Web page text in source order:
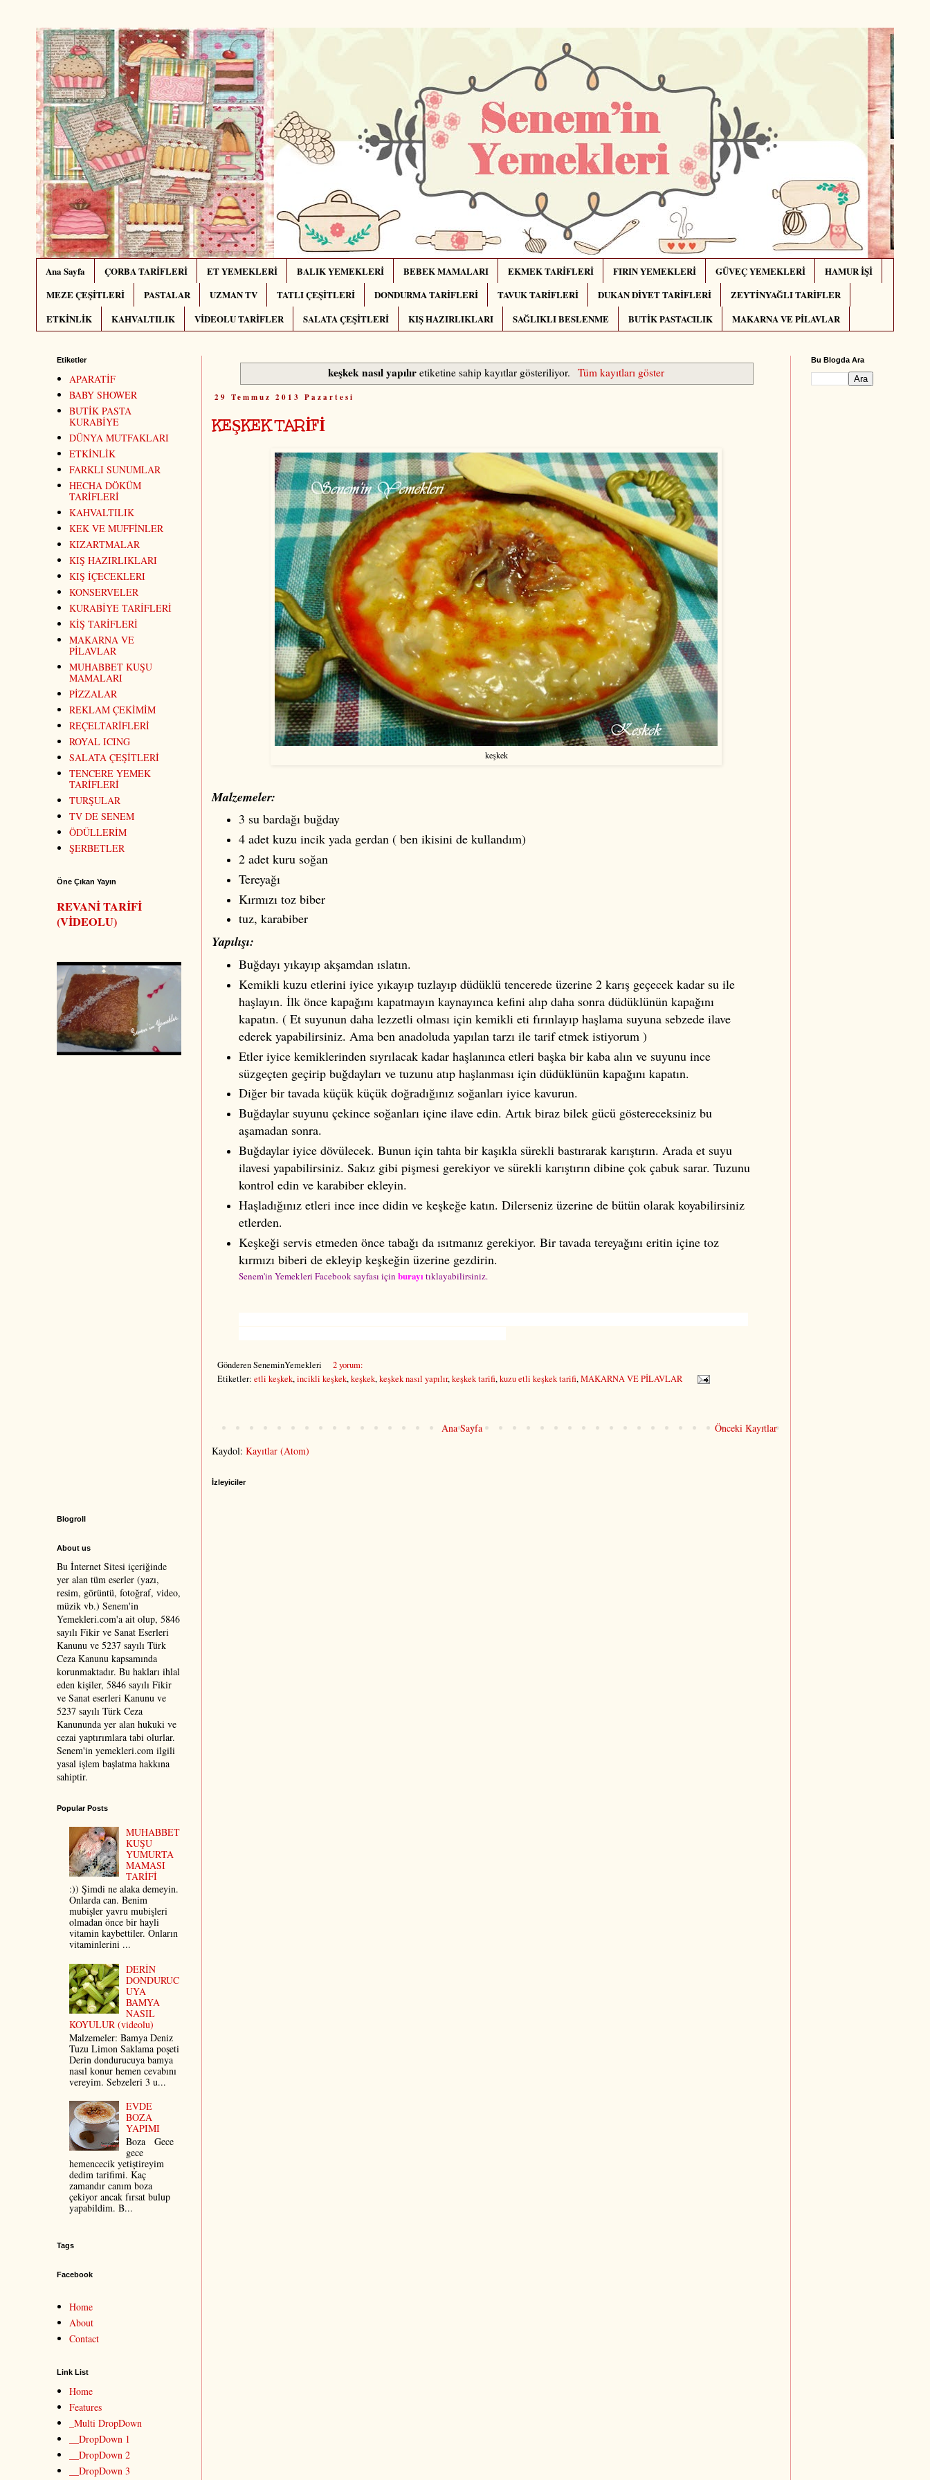
Ana Sayfa ÇORBA TARİFLERİ ET YEMEKLERİ BALIK YEMEKLERİ BEBEK MAMALARI EKMEK TARİFLERİ FIRIN YEMEKLERİ GÜVEÇ YEMEKLERİ
HAMUR İŞİ
MEZE ÇEŞİTLERİ
PASTALAR UZMAN TV TATLI ÇEŞİTLERİ DONDURMA TARİFLERİ TAVUK TARİFLERİ DUKAN DİYET TARİFLERİ
ZEYTİNYAĞLI TARİFLER
ETKİNLİK
KAHVALTILIK VİDEOLU TARİFLER SALATA ÇEŞİTLERİ KIŞ HAZIRLIKLARI SAĞLIKLI BESLENME BUTİK PASTACILIK MAKARNA VE PİLAVLAR
keşkek nasıl yapılır etiketine sahip kayıtlar gösteriliyor. Tüm kayıtları göster
29 Temmuz 2013 Pazartesi
KEŞKEK TARİFİ
keşkek
Malzemeler:
3 su bardağı buğday
4 adet kuzu incik yada gerdan ( ben ikisini de kullandım)
2 adet kuru soğan
Tereyağı
Kırmızı toz biber
tuz, karabiber
Yapılışı:
Buğdayı yıkayıp akşamdan ıslatın.
Kemikli kuzu etlerini iyice yıkayıp tuzlayıp düdüklü tencerede üzerine 2 karış geçecek kadar su ile
haşlayın. İlk önce kapağını kapatmayın kaynayınca kefini alıp daha sonra düdüklünün kapağını
kapatın. ( Et suyunun daha lezzetli olması için kemikli eti fırınlayıp haşlama suyuna sebzede ilave
ederek yapabilirsiniz. Ama ben anadoluda yapılan tarzı ile tarif etmek istiyorum )
Etler iyice kemiklerinden sıyrılacak kadar haşlanınca etleri başka bir kaba alın ve suyunu ince
süzgeçten geçirip buğdayları ve tuzunu atıp haşlanması için düdüklünün kapağını kapatın.
Diğer bir tavada küçük küçük doğradığınız soğanları iyice kavurun.
Buğdaylar suyunu çekince soğanları içine ilave edin. Artık biraz bilek gücü göstereceksiniz bu
aşamadan sonra.
Buğdaylar iyice dövülecek. Bunun için tahta bir kaşıkla sürekli bastırarak karıştırın. Arada et suyu
ilavesi yapabilirsiniz. Sakız gibi pişmesi gerekiyor ve sürekli karıştırın dibine çok çabuk sarar. Tuzunu
kontrol edin ve karabiber ekleyin.
Haşladığınız etleri ince ince didin ve keşkeğe katın. Dilerseniz üzerine de bütün olarak koyabilirsiniz
etlerden.
Keşkeği servis etmeden önce tabağı da ısıtmanız gerekiyor. Bir tavada tereyağını eritin içine toz
kırmızı biberi de ekleyip keşkeğin üzerine gezdirin.
Senem'in Yemekleri Facebook sayfası için burayı tıklayabilirsiniz.
GönderenSeneminYemekleri
2 yorum:
Etiketler: etli keşkek,incikli keşkek,keşkek,keşkek nasıl yapılır,keşkek tarifi,kuzu etli keşkek tarifi,MAKARNA VE PİLAVLAR
Önceki Kayıtlar
Ana Sayfa
Kaydol: Kayıtlar (Atom)
İzleyiciler
Etiketler
APARATİF
BABY SHOWER
BUTİK PASTA
KURABİYE
DÜNYA MUTFAKLARI
ETKİNLİK
FARKLI SUNUMLAR
HECHA DÖKÜM
TARİFLERİ
KAHVALTILIK
KEK VE MUFFİNLER
KIZARTMALAR
KIŞ HAZIRLIKLARI
KIŞ İÇECEKLERI
KONSERVELER
KURABİYE TARİFLERİ
KİŞ TARİFLERİ
MAKARNA VE
PİLAVLAR
MUHABBET KUŞU
MAMALARI
PİZZALAR
REKLAM ÇEKİMİM
REÇELTARİFLERİ
ROYAL ICING
SALATA ÇEŞİTLERİ
TENCERE YEMEK
TARİFLERİ
TURŞULAR
TV DE SENEM
ÖDÜLLERİM
ŞERBETLER
Öne Çıkan Yayın
REVANİ TARİFİ
(VİDEOLU)
Blogroll
About us
Bu İnternet Sitesi içeriğinde
yer alan tüm eserler (yazı,
resim, görüntü, fotoğraf, video,
müzik vb.) Senem'in
Yemekleri.com'a ait olup, 5846
sayılı Fikir ve Sanat Eserleri
Kanunu ve 5237 sayılı Türk
Ceza Kanunu kapsamında
korunmaktadır. Bu hakları ihlal
eden kişiler, 5846 sayılı Fikir
ve Sanat eserleri Kanunu ve
5237 sayılı Türk Ceza
Kanununda yer alan hukuki ve
cezai yaptırımlara tabi olurlar.
Senem'in yemekleri.com ilgili
yasal işlem başlatma hakkına
sahiptir.
Popular Posts
MUHABBET
KUŞU
YUMURTA
MAMASI
TARİFİ
:)) Şimdi ne alaka demeyin.
Onlarda can. Benim
mubişler yavru mubişleri
olmadan önce bir hayli
vitamin kaybettiler. Onların
vitaminlerini ...
DERİN
DONDURUC
UYA
BAMYA
NASIL
KOYULUR (videolu)
Malzemeler: Bamya Deniz
Tuzu Limon Saklama poşeti
Derin dondurucuya bamya
nasıl konur hemen cevabını
vereyim. Sebzeleri 3 u...
EVDE
BOZA
YAPIMI
Boza Gece
gece
hemencecik yetiştireyim
dedim tarifimi. Kaç
zamandır canım boza
çekiyor ancak fırsat bulup
yapabildim. B...
Tags
Facebook
Home
About
Contact
Link List
Home
Features
_Multi DropDown
__DropDown 1
__DropDown 2
__DropDown 3
Bu Blogda Ara